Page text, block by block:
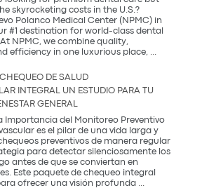
la
tendencia
más
saludable
del
skyrocketing costs in the U.S.?
Polanco Medical Center (NPMC) in
#1 destination for world-class dental
NPMC, we combine quality,
efficiency in one luxurious place,
DE SALUD
INTEGRAL UN ESTUDIO PARA TU
GENERAL
Importancia del Monitoreo Preventivo
es el pilar de una vida larga y
preventivos de manera regular
para detectar silenciosamente los
antes de que se conviertan en
Este paquete de chequeo integral
ofrecer una visión profunda ...